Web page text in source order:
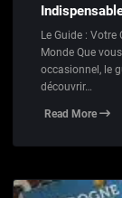
Le Guide :
Monde Que
occasionnel, le
découvrir…
Read More